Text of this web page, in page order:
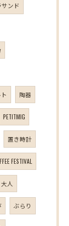
ンド
陶器
PETITMIG
置き時計
FESTIVAL
大人
ぶらり